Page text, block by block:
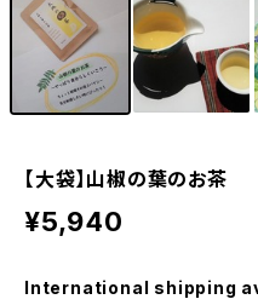
【大袋】山椒の葉のお茶
¥5,940
International shipping